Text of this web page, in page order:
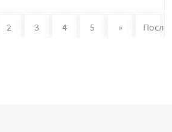
2 3 4 5 »